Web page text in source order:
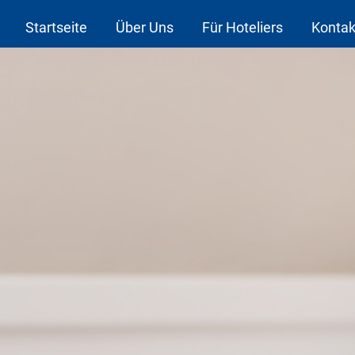
Startseite Über Uns Für Hoteliers